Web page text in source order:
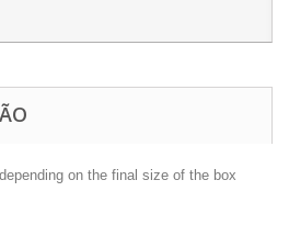
on the final size of the box